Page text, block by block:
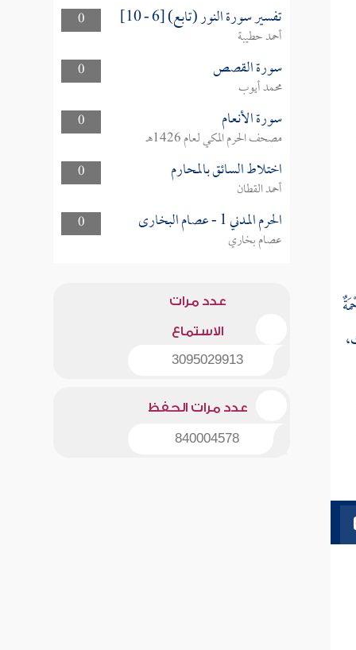
0
تفسير سورة النور (تابع) [6 - 10]
أحمد حطيبة
0
سورة القصص
محمد أيوب
0
سورة الأنعام
مصحف الحرم المكي لعام 1426هـ
0
اختلاط السائق بالمحارم
أحمد القطان
0
الحرم المدني 1 - عصام البخارى
عصام بخاري
عدد مرات
الاستماع
3095029913
عدد مرات الحفظ
840004578